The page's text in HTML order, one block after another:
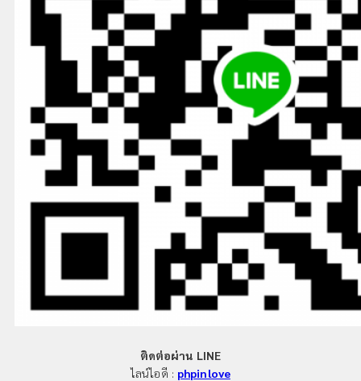
ติดต่อผ่าน LINE
ไลน์ไอดี : phpinlove